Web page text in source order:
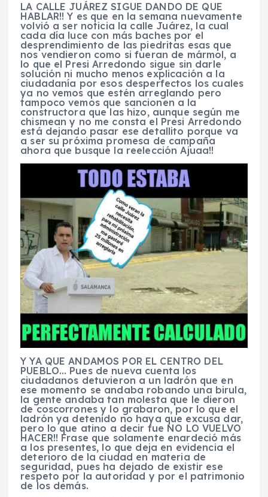
LA CALLE JUÁREZ SIGUE DANDO DE QUE
HABLAR!! Y es que en la semana nuevamente
volvió a ser noticia la calle Juárez, la cual
cada día luce con más baches por el
desprendimiento de las piedritas esas que
nos vendieron como si fueran de mármol, a
lo que el Presi Arredondo sigue sin darle
solución ni mucho menos explicación a la
ciudadanía por esos desperfectos los cuales
ya no vemos que estén arreglando pero
tampoco vemos que sancionen a la
constructora que las hizo, aunque según me
chismean y no me consta el Presi Arredondo
está dejando pasar ese detallito porque va
a ser su próxima promesa de campaña
ahora que busque la reelección Ajuaa!!
Y YA QUE ANDAMOS POR EL CENTRO DEL
PUEBLO… Pues de nueva cuenta los
ciudadanos detuvieron a un ladrón que en
ese momento se andaba robando una birula,
la gente andaba tan molesta que le dieron
de coscorrones y lo grabaron, por lo que el
ladrón ya detenido no haya que excusa dar,
pero lo que atino a decir fue NO LO VUELVO
HACER!! Frase que solamente enardeció más
a los presentes, lo que deja en evidencia el
deterioro de la ciudad en materia de
seguridad, pues ha dejado de existir ese
respeto por la autoridad y por el patrimonio
de los demás.